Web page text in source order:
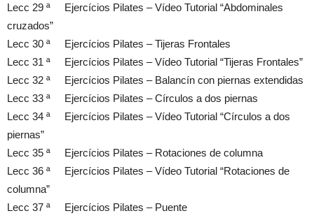
Lecc 29 ª Ejercícios Pilates – Vídeo Tutorial “Abdominales
cruzados”
Lecc 30 ª Ejercícios Pilates – Tijeras Frontales
Lecc 31 ª Ejercícios Pilates – Vídeo Tutorial “Tijeras Frontales”
Lecc 32 ª Ejercícios Pilates – Balancín con piernas extendidas
Lecc 33 ª Ejercícios Pilates – Círculos a dos piernas
Lecc 34 ª Ejercícios Pilates – Vídeo Tutorial “Círculos a dos
piernas”
Lecc 35 ª Ejercícios Pilates – Rotaciones de columna
Lecc 36 ª Ejercícios Pilates – Vídeo Tutorial “Rotaciones de
columna”
Lecc 37 ª Ejercícios Pilates – Puente